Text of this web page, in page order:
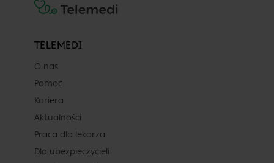
TELEMEDI
O nas
Pomoc
Kariera
Aktualności
Praca dla lekarza
Dla ubezpieczycieli